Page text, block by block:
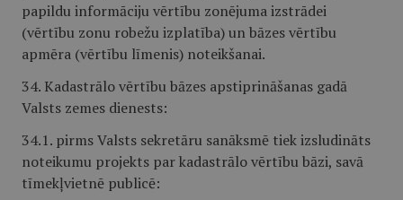
papildu informāciju vērtību zonējuma izstrādei
(vērtību zonu robežu izplatība) un bāzes vērtību
apmēra (vērtību līmenis) noteikšanai.
34. Kadastrālo vērtību bāzes apstiprināšanas gadā
Valsts zemes dienests:
34.1. pirms Valsts sekretāru sanāksmē tiek izsludināts
noteikumu projekts par kadastrālo vērtību bāzi, savā
tīmekļvietnē publicē: